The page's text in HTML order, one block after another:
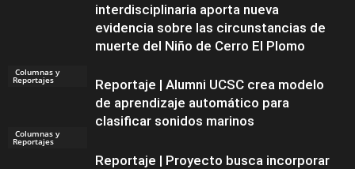
Columnas y
Reportajes
Columnas y
Reportajes
interdisciplinaria aporta nueva
evidencia sobre las circunstancias de
muerte del Niño de Cerro El Plomo
Reportaje | Alumni UCSC crea modelo
de aprendizaje automático para
clasificar sonidos marinos
Reportaje | Proyecto busca incorporar